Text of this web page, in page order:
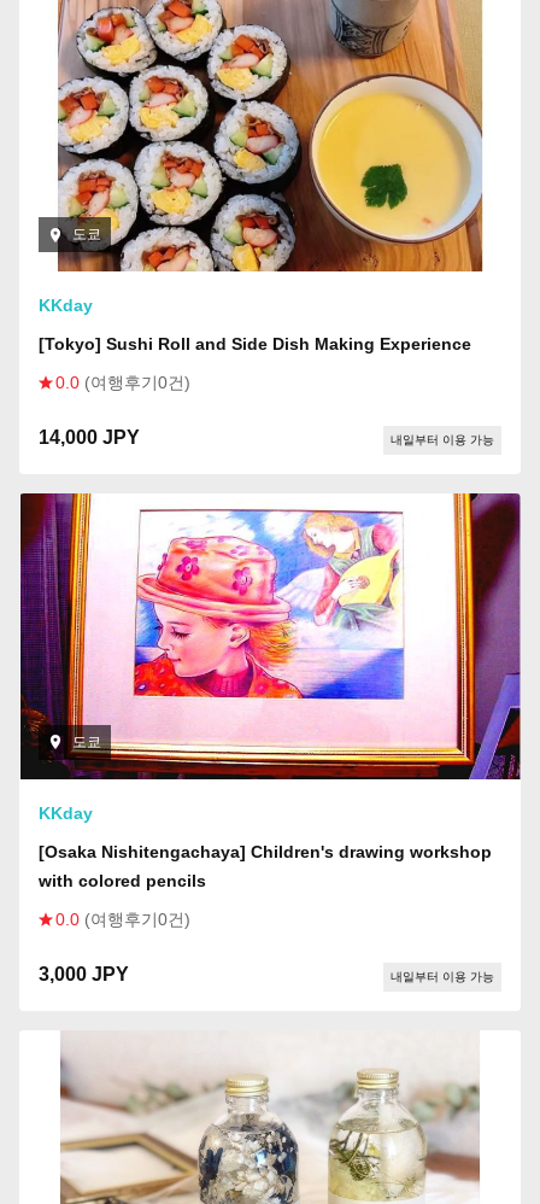
도쿄
KKday
[Tokyo] Sushi Roll and Side Dish Making Experience
0.0 (여행후기0건)
14,000 JPY 내일부터 이용 가능
도쿄
KKday
[Osaka Nishitengachaya] Children's drawing workshop
with colored pencils
0.0 (여행후기0건)
3,000 JPY 내일부터 이용 가능